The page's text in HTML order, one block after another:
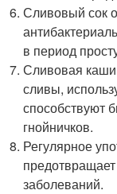
Сливовый сок
в период
Сливовая
сливы,
способствуют
гнойничков.
Регулярное
заболеваний.